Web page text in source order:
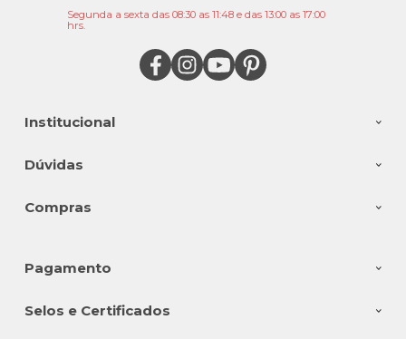
Institucional
Dúvidas
Compras
Segunda a sexta das 08:30 as 11:48 e das 13:00 as 17:00
hrs.
Pagamento
Selos e Certificados